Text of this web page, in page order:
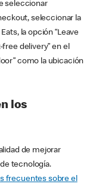
seleccionar
seleccionar la
la opción “Leave
delivery” en el
como la ubicación
los
de mejorar
tecnología.
frecuentes sobre el